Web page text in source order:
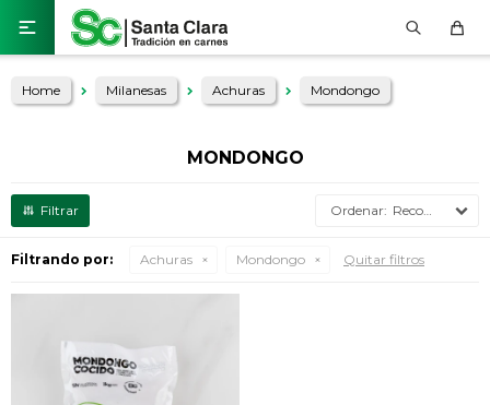

Home Milanesas Achuras Mondongo
MONDONGO
Recomendados
Filtrando por: Achuras Mondongo Quitar filtros